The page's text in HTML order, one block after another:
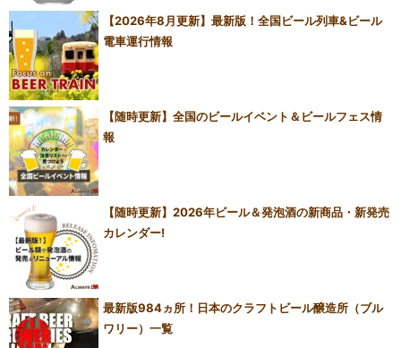
【2026年8月更新】最新版！全国ビール列車&ビール
電車運行情報
【随時更新】全国のビールイベント＆ビールフェス情
報
【随時更新】2026年ビール＆発泡酒の新商品・新発売
カレンダー!
最新版984ヵ所！日本のクラフトビール醸造所（ブル
ワリー）一覧